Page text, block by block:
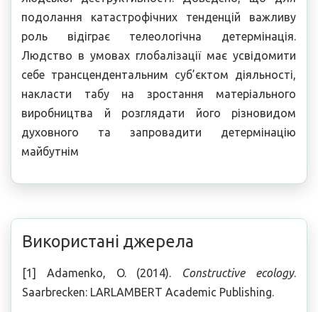
подолання катастрофічних тенденцій важливу
роль відіграє телеологічна детермінація.
Людство в умовах глобалізації має усвідомити
себе трансцендентальним суб’єктом діяльності,
накласти табу на зростання матеріального
виробництва й розглядати його різновидом
духовного та запровадити детермінацію
майбутнім
Використані джерела
[1] Adamenko, O. (2014). Constructive ecology.
Saarbrecken: LARLAMBERT Academic Publishing.